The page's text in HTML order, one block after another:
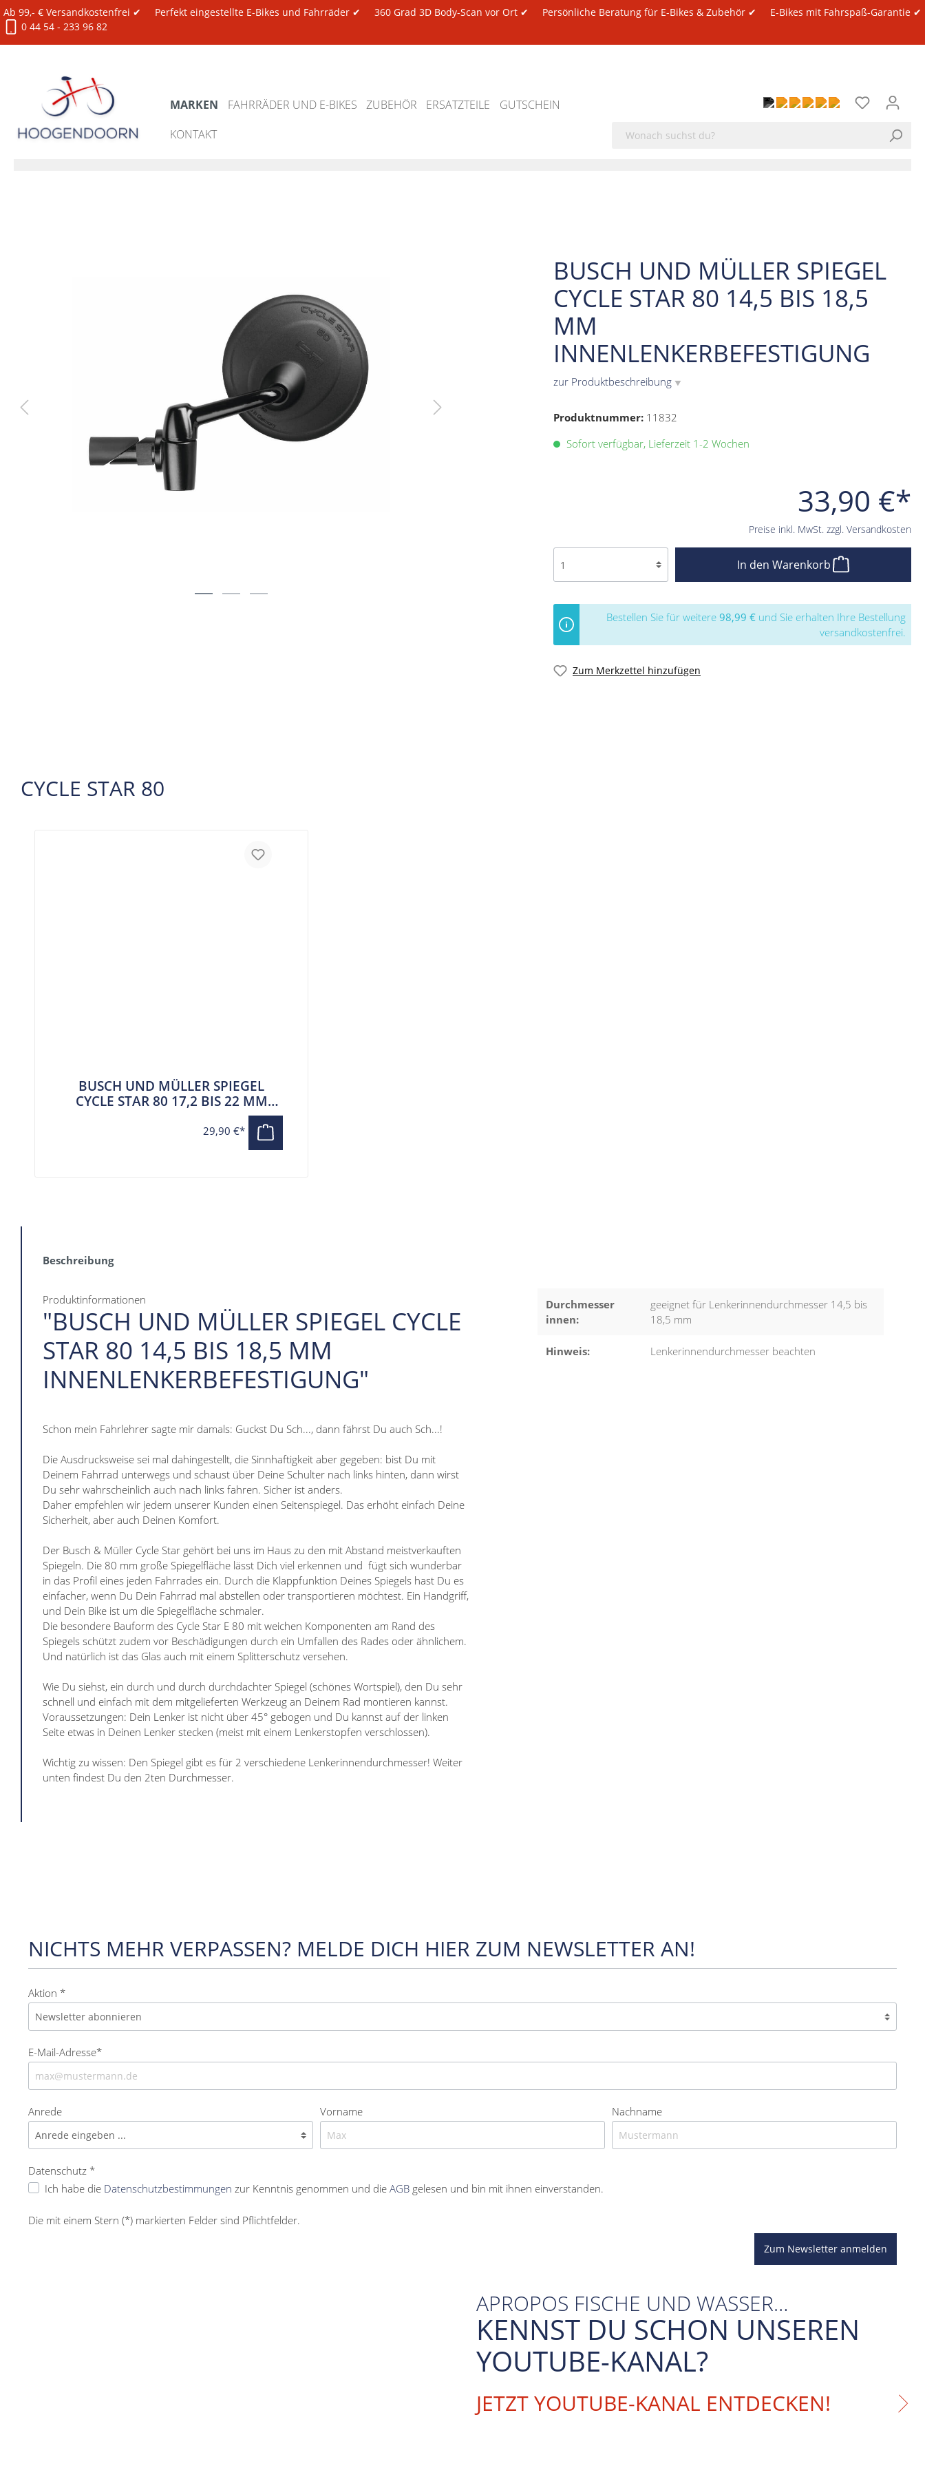
Ab 99,- € Versandkostenfrei ✔ Perfekt eingestellte E-Bikes und Fahrräder ✔ 360 Grad 3D Body-Scan vor Ort ✔ Persönliche Beratung für E-Bikes & Zubehör ✔
E-Bikes mit Fahrspaß-Garantie ✔
0 44 54 - 233 96 82
MARKEN FAHRRÄDER UND E-BIKES ZUBEHÖR ERSATZTEILE
GUTSCHEIN
KONTAKT
BUSCH UND MÜLLER SPIEGEL
CYCLE STAR 80 14,5 BIS 18,5
MM
INNENLENKERBEFESTIGUNG
zur Produktbeschreibung ▼
Produktnummer: 11832
33,90 €*
Preise inkl. MwSt. zzgl. Versandkosten
Sofort verfügbar, Lieferzeit 1-2 Wochen
In den Warenkorb
Bestellen Sie für weitere 98,99 € und Sie erhalten Ihre Bestellung
versandkostenfrei.
Zum Merkzettel hinzufügen
Beschreibung
Produktinformationen
"BUSCH UND MÜLLER SPIEGEL CYCLE
STAR 80 14,5 BIS 18,5 MM
INNENLENKERBEFESTIGUNG"
Schon mein Fahrlehrer sagte mir damals: Guckst Du Sch..., dann fährst Du auch Sch...!
Die Ausdrucksweise sei mal dahingestellt, die Sinnhaftigkeit aber gegeben: bist Du mit
Deinem Fahrrad unterwegs und schaust über Deine Schulter nach links hinten, dann wirst
Du sehr wahrscheinlich auch nach links fahren. Sicher ist anders.
Daher empfehlen wir jedem unserer Kunden einen Seitenspiegel. Das erhöht einfach Deine
Sicherheit, aber auch Deinen Komfort.
Der Busch & Müller Cycle Star gehört bei uns im Haus zu den mit Abstand meistverkauften
Spiegeln. Die 80 mm große Spiegelfläche lässt Dich viel erkennen und fügt sich wunderbar
in das Profil eines jeden Fahrrades ein. Durch die Klappfunktion Deines Spiegels hast Du es
einfacher, wenn Du Dein Fahrrad mal abstellen oder transportieren möchtest. Ein Handgriff,
und Dein Bike ist um die Spiegelfläche schmaler.
Die besondere Bauform des Cycle Star E 80 mit weichen Komponenten am Rand des
Spiegels schützt zudem vor Beschädigungen durch ein Umfallen des Rades oder ähnlichem.
Und natürlich ist das Glas auch mit einem Splitterschutz versehen.
Wie Du siehst, ein durch und durch durchdachter Spiegel (schönes Wortspiel), den Du sehr
schnell und einfach mit dem mitgelieferten Werkzeug an Deinem Rad montieren kannst.
Voraussetzungen: Dein Lenker ist nicht über 45° gebogen und Du kannst auf der linken
Seite etwas in Deinen Lenker stecken (meist mit einem Lenkerstopfen verschlossen).
Wichtig zu wissen: Den Spiegel gibt es für 2 verschiedene Lenkerinnendurchmesser! Weiter
unten findest Du den 2ten Durchmesser.
Durchmesser
innen:
geeignet für Lenkerinnendurchmesser 14,5 bis
18,5 mm
Hinweis: Lenkerinnendurchmesser beachten
CYCLE STAR 80
BUSCH UND MÜLLER SPIEGEL
CYCLE STAR 80 17,2 BIS 22 MM
INNENLENKERBEFESTIGUNG
29,90 €*
NICHTS MEHR VERPASSEN? MELDE DICH HIER ZUM NEWSLETTER AN!
Aktion *
E-Mail-Adresse*
Anrede Vorname Nachname
Datenschutz *
Ich habe die Datenschutzbestimmungen zur Kenntnis genommen und die AGB gelesen und bin mit ihnen einverstanden.
Die mit einem Stern (*) markierten Felder sind Pflichtfelder.
Zum Newsletter anmelden
APROPOS FISCHE UND WASSER…
KENNST DU SCHON UNSEREN
YOUTUBE-KANAL?
JETZT YOUTUBE-KANAL ENTDECKEN!